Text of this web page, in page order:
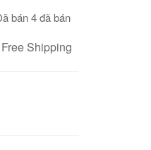
bán 4 đã bán
Free Shipping